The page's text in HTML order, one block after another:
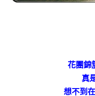
花團錦
真
想不到